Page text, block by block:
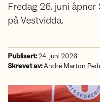
Fredag 26. juni
på Vestvidda.
Publisert:24. juni 2026
Skrevet av:André Marton